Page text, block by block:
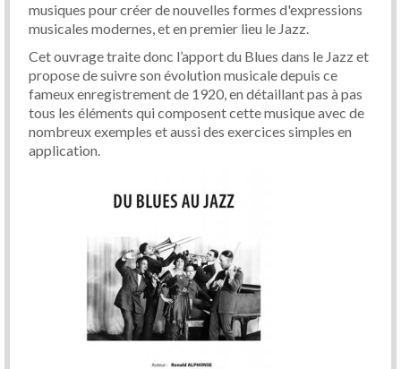
musiques pour créer de nouvelles formes d'expressions
musicales modernes, et en premier lieu le Jazz.
Cet ouvrage traite donc l’apport du Blues dans le Jazz et
propose de suivre son évolution musicale depuis ce
fameux enregistrement de 1920, en détaillant pas à pas
tous les éléments qui composent cette musique avec de
nombreux exemples et aussi des exercices simples en
application.